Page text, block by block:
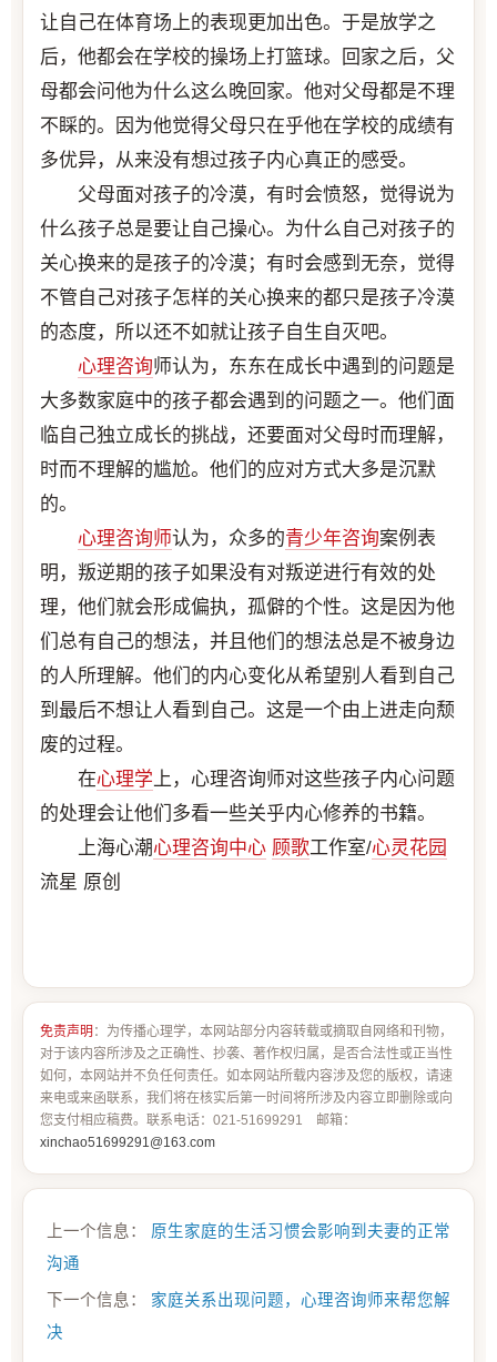
让自己在体育场上的表现更加出色。于是放学之
后，他都会在学校的操场上打篮球。回家之后，父
母都会问他为什么这么晚回家。他对父母都是不理
不睬的。因为他觉得父母只在乎他在学校的成绩有
多优异，从来没有想过孩子内心真正的感受。
父母面对孩子的冷漠，有时会愤怒，觉得说为
什么孩子总是要让自己操心。为什么自己对孩子的
关心换来的是孩子的冷漠；有时会感到无奈，觉得
不管自己对孩子怎样的关心换来的都只是孩子冷漠
的态度，所以还不如就让孩子自生自灭吧。
心理咨询师认为，东东在成长中遇到的问题是
大多数家庭中的孩子都会遇到的问题之一。他们面
临自己独立成长的挑战，还要面对父母时而理解，
时而不理解的尴尬。他们的应对方式大多是沉默
的。
心理咨询师认为，众多的青少年咨询案例表
明，叛逆期的孩子如果没有对叛逆进行有效的处
理，他们就会形成偏执，孤僻的个性。这是因为他
们总有自己的想法，并且他们的想法总是不被身边
的人所理解。他们的内心变化从希望别人看到自己
到最后不想让人看到自己。这是一个由上进走向颓
废的过程。
在心理学上，心理咨询师对这些孩子内心问题
的处理会让他们多看一些关乎内心修养的书籍。
上海心潮心理咨询中心 顾歌工作室/心灵花园
流星 原创
免责声明 ：为传播心理学，本网站部分内容转载或摘取自网络和刊物，
对于该内容所涉及之正确性、抄袭、著作权归属，是否合法性或正当性
如何，本网站并不负任何责任。如本网站所载内容涉及您的版权，请速
来电或来函联系，我们将在核实后第一时间将所涉及内容立即删除或向
您支付相应稿费。联系电话：021-51699291 邮箱：
xinchao51699291@163.com
上一个信息： 原生家庭的生活习惯会影响到夫妻的正常
沟通
下一个信息： 家庭关系出现问题，心理咨询师来帮您解
决